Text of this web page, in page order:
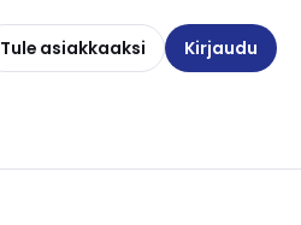
Tule asiakkaaksi Kirjaudu